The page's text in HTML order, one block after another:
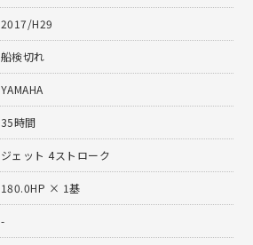
2017/H29
船検切れ
YAMAHA
35時間
ジェット 4ストローク
180.0HP × 1基
-